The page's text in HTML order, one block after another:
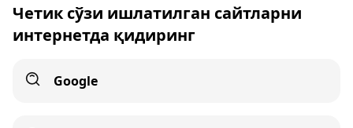
Четик сўзи ишлатилган сайтларни
интернетда қидиринг
Google